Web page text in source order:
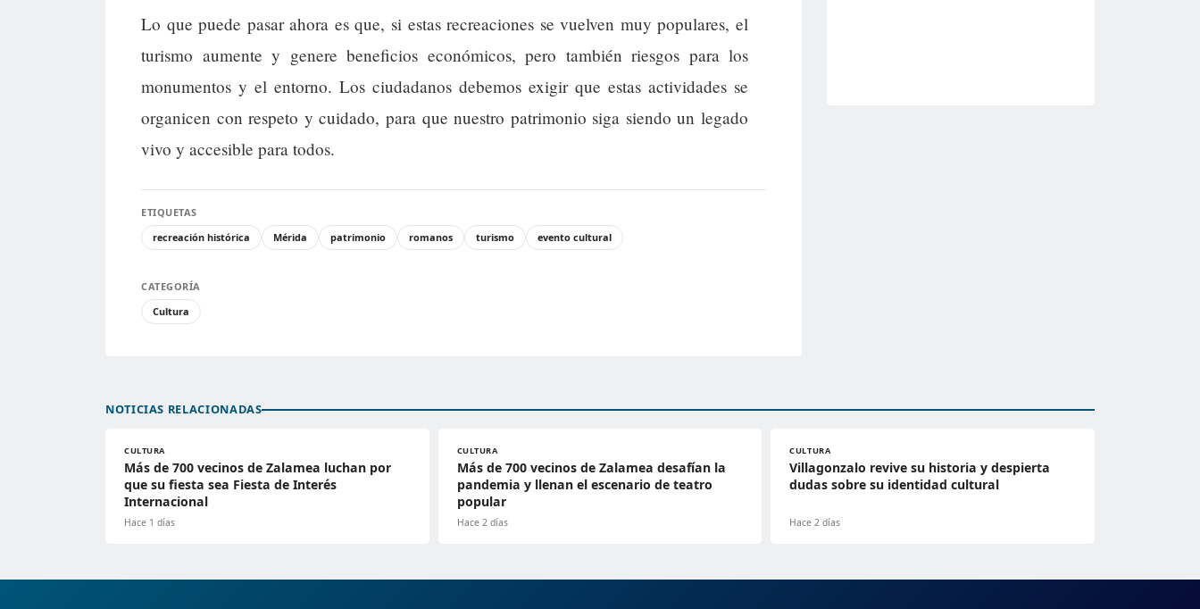
Lo que puede pasar ahora es que, si estas recreaciones se vuelven muy populares, el
turismo aumente y genere beneficios económicos, pero también riesgos para los
monumentos y el entorno. Los ciudadanos debemos exigir que estas actividades se
organicen con respeto y cuidado, para que nuestro patrimonio siga siendo un legado
vivo y accesible para todos.
ETIQUETAS
recreación histórica
Mérida patrimonio romanos turismo evento cultural
CATEGORÍA
Cultura
NOTICIAS RELACIONADAS
CULTURA
Más de 700 vecinos de Zalamea luchan por
que su fiesta sea Fiesta de Interés
Internacional
Hace 1 días
CULTURA
Más de 700 vecinos de Zalamea desafían la
pandemia y llenan el escenario de teatro
popular
Hace 2 días
CULTURA
Villagonzalo revive su historia y despierta
dudas sobre su identidad cultural
Hace 2 días